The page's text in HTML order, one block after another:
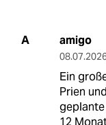
A amigo
Ein
Prien
12